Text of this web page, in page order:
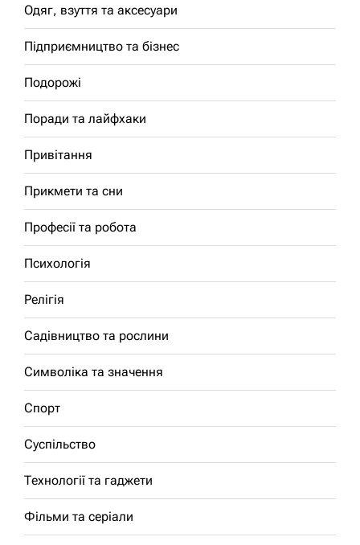
Одяг, взуття та аксесуари
Підприємництво та бізнес
Подорожі
Поради та лайфхаки
Привітання
Прикмети та сни
Професії та робота
Психологія
Релігія
Садівництво та рослини
Символіка та значення
Спорт
Суспільство
Технології та гаджети
Фільми та серіали